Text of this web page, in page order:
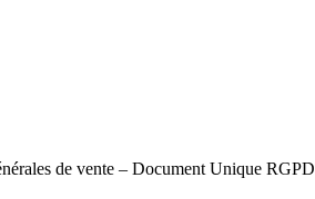
de vente – Document Unique RGPD